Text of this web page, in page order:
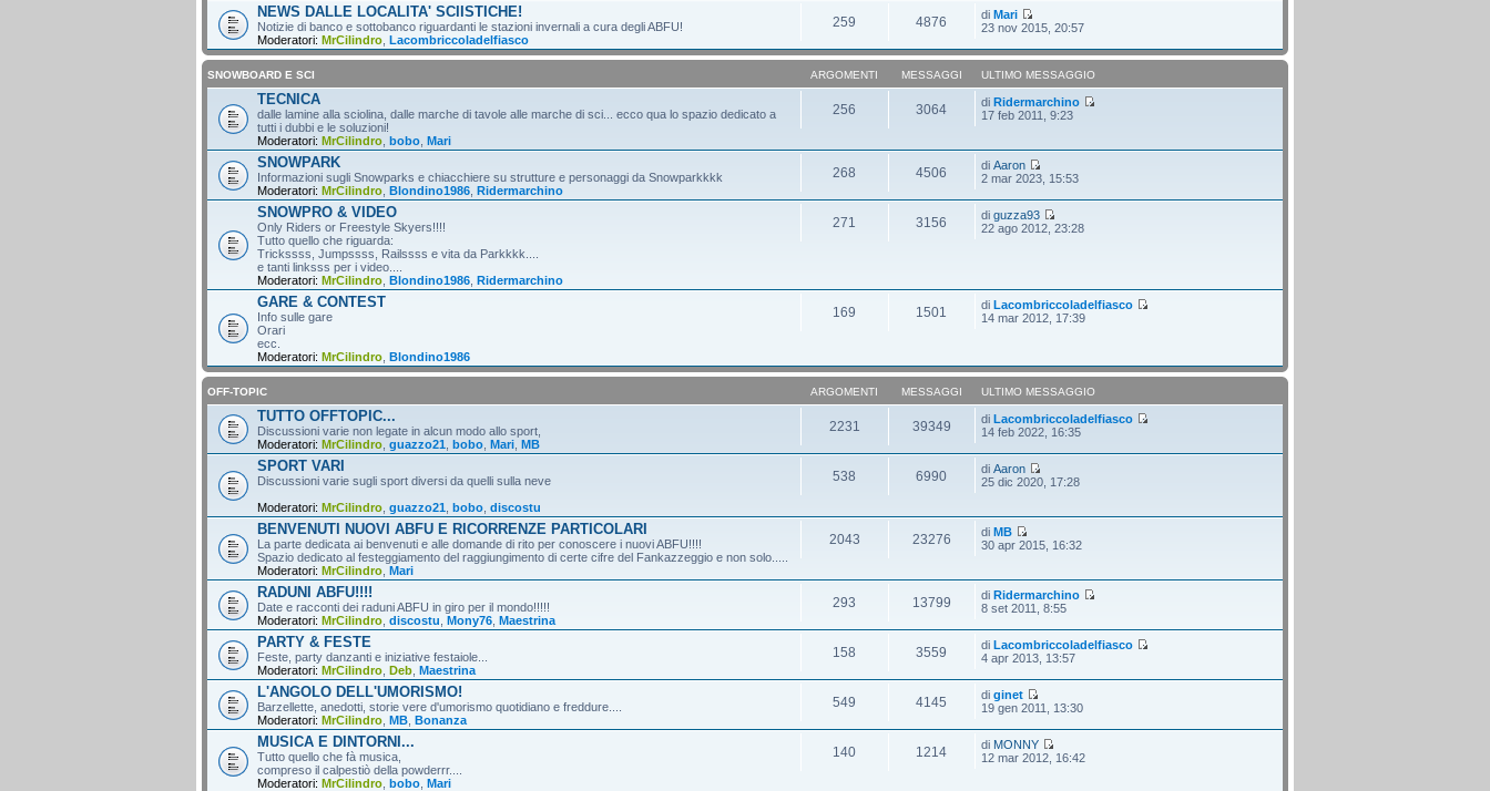
NEWS DALLE LOCALITA' SCIISTICHE!
Notizie di banco e sottobanco riguardanti le stazioni invernali a cura degli ABFU!
Moderatori: MrCilindro Lacombriccoladelfiasco
259 4876 diMari
23 nov 2015, 20:57
SNOWBOARD E SCI ARGOMENTI MESSAGGI ULTIMO MESSAGGIO
TECNICA
dalle lamine alla sciolina, dalle marche di tavole alle marche di sci... ecco qua lo spazio dedicato a
tutti i dubbi e le soluzioni!
Moderatori: MrCilindro bobo Mari
256 3064 diRidermarchino
17 feb 2011, 9:23
SNOWPARK
Informazioni sugli Snowparks e chiacchiere su strutture e personaggi da Snowparkkkk
Moderatori: MrCilindro Blondino1986 Ridermarchino
268 4506 diAaron
2 mar 2023, 15:53
SNOWPRO & VIDEO
Only Riders or Freestyle Skyers!!!!
Tutto quello che riguarda:
Trickssss, Jumpssss, Railssss e vita da Parkkkk....
e tanti linksss per i video....
Moderatori: MrCilindro Blondino1986 Ridermarchino
271 3156 diguzza93
22 ago 2012, 23:28
GARE & CONTEST
Info sulle gare
Orari
ecc.
Moderatori: MrCilindro Blondino1986
169 1501 diLacombriccoladelfiasco
14 mar 2012, 17:39
OFF-TOPIC ARGOMENTI MESSAGGI ULTIMO MESSAGGIO
TUTTO OFFTOPIC...
Discussioni varie non legate in alcun modo allo sport,
Moderatori: MrCilindro guazzo21 bobo Mari MB
2231 39349 diLacombriccoladelfiasco
14 feb 2022, 16:35
SPORT VARI
Discussioni varie sugli sport diversi da quelli sulla neve
Moderatori: MrCilindro guazzo21 bobo discostu
538 6990 diAaron
25 dic 2020, 17:28
BENVENUTI NUOVI ABFU E RICORRENZE PARTICOLARI
La parte dedicata ai benvenuti e alle domande di rito per conoscere i nuovi ABFU!!!!
Spazio dedicato al festeggiamento del raggiungimento di certe cifre del Fankazzeggio e non solo.....
Moderatori: MrCilindro Mari
2043 23276 diMB
30 apr 2015, 16:32
RADUNI ABFU!!!!
Date e racconti dei raduni ABFU in giro per il mondo!!!!!
Moderatori: MrCilindro discostu Mony76 Maestrina
293 13799 diRidermarchino
8 set 2011, 8:55
PARTY & FESTE
Feste, party danzanti e iniziative festaiole...
Moderatori: MrCilindro Deb Maestrina
158 3559 diLacombriccoladelfiasco
4 apr 2013, 13:57
L'ANGOLO DELL'UMORISMO!
Barzellette, anedotti, storie vere d'umorismo quotidiano e freddure....
Moderatori: MrCilindro MB Bonanza
549 4145 diginet
19 gen 2011, 13:30
MUSICA E DINTORNI...
Tutto quello che fà musica,
compreso il calpestiò della powderrr....
Moderatori: MrCilindro bobo Mari
140 1214 di MONNY
12 mar 2012, 16:42